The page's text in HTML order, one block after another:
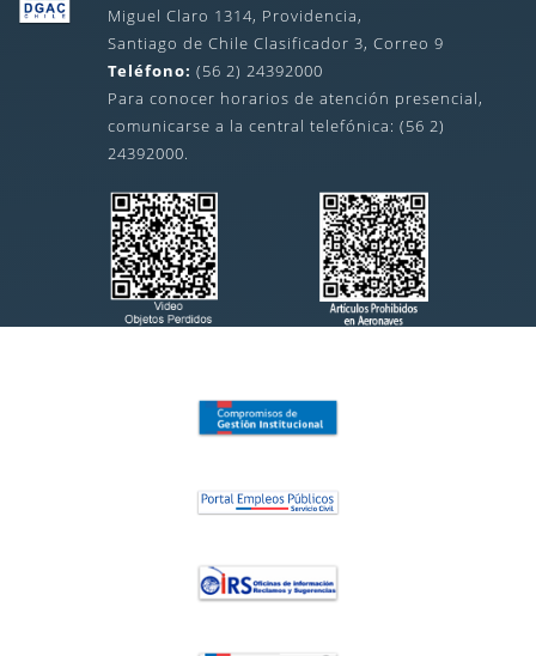
Miguel Claro 1314, Providencia,
Santiago de Chile Clasificador 3, Correo 9
Teléfono: (56 2) 24392000
Para conocer horarios de atención presencial,
comunicarse a la central telefónica: (56 2)
24392000.